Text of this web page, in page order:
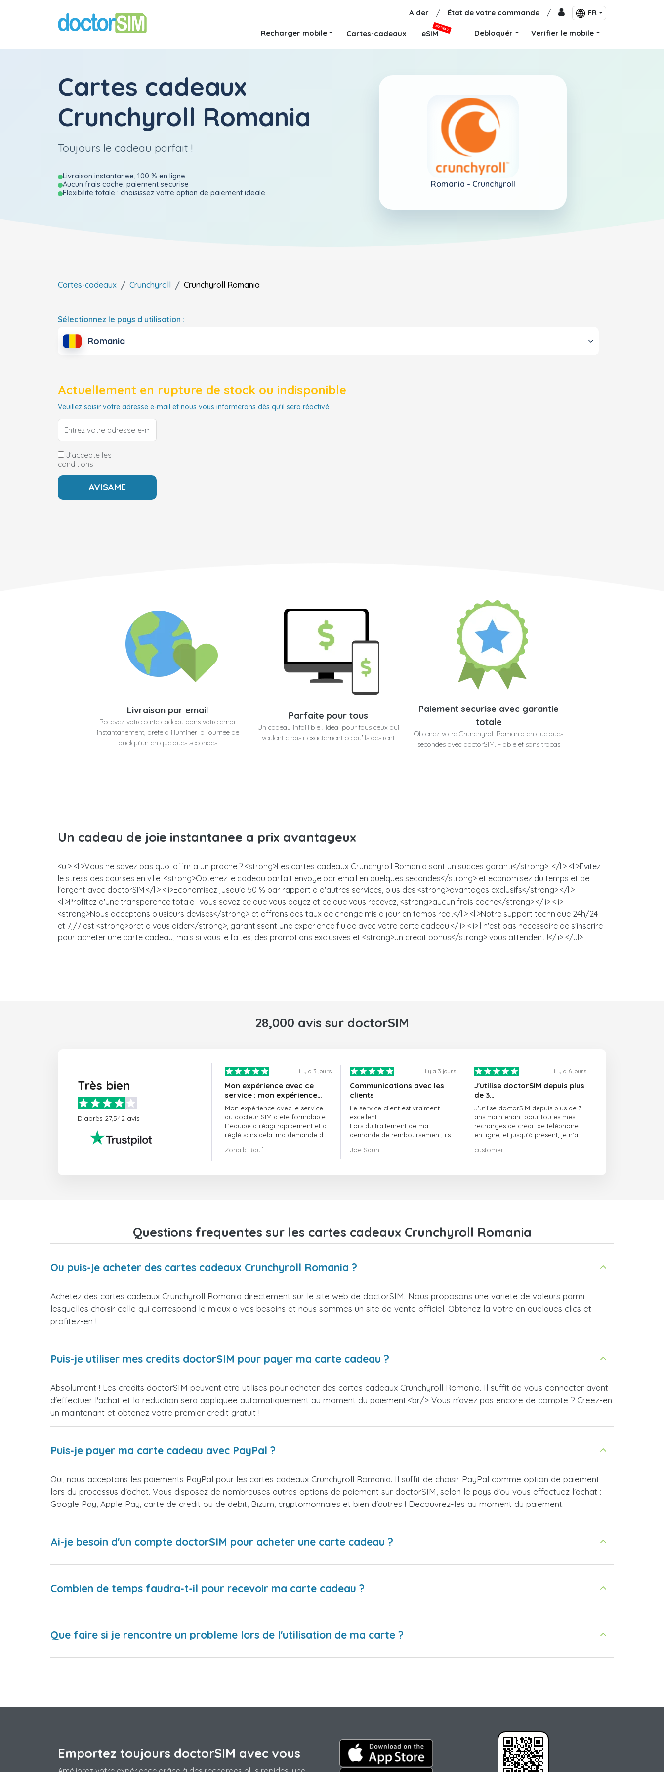
Aider / État de votre commande / FR
Recharger mobile Cartes-cadeaux eSIM
NOUVEAU
Debloquér Verifier le mobile
Cartes cadeaux
Crunchyroll Romania
Toujours le cadeau parfait !
Livraison instantanee, 100 % en ligne
Aucun frais cache, paiement securise
Flexibilite totale : choisissez votre option de paiement ideale
Romania - Crunchyroll
Cartes-cadeaux Crunchyroll Crunchyroll Romania
Sélectionnez le pays d utilisation :
Romania
Actuellement en rupture de stock ou indisponible
Veuillez saisir votre adresse e-mail et nous vous informerons dès qu'il sera réactivé.
J'accepte les
conditions
Livraison par email
Recevez votre carte cadeau dans votre email
instantanement, prete a illuminer la journee de
quelqu'un en quelques secondes
Parfaite pour tous
Un cadeau infaillible ! Ideal pour tous ceux qui
veulent choisir exactement ce qu'ils desirent
Paiement securise avec garantie
totale
Obtenez votre Crunchyroll Romania en quelques
secondes avec doctorSIM. Fiable et sans tracas
Un cadeau de joie instantanee a prix avantageux
<ul> <li>Vous ne savez pas quoi offrir a un proche ? <strong>Les cartes cadeaux Crunchyroll Romania sont un succes garanti</strong> !</li> <li>Evitez
le stress des courses en ville. <strong>Obtenez le cadeau parfait envoye par email en quelques secondes</strong> et economisez du temps et de
l'argent avec doctorSIM.</li> <li>Economisez jusqu'a 50 % par rapport a d'autres services, plus des <strong>avantages exclusifs</strong>.</li>
<li>Profitez d'une transparence totale : vous savez ce que vous payez et ce que vous recevez, <strong>aucun frais cache</strong>.</li> <li>
<strong>Nous acceptons plusieurs devises</strong> et offrons des taux de change mis a jour en temps reel.</li> <li>Notre support technique 24h/24
et 7j/7 est <strong>pret a vous aider</strong>, garantissant une experience fluide avec votre carte cadeau.</li> <li>Il n'est pas necessaire de s'inscrire
pour acheter une carte cadeau, mais si vous le faites, des promotions exclusives et <strong>un credit bonus</strong> vous attendent !</li> </ul>
28,000 avis sur doctorSIM
Très bien
D'après 27,542 avis
Il y a 3 jours
Mon expérience avec ce
service : mon expérience
avec le service de
doctorSIM a été formidable.
Mon expérience avec le service
du docteur SIM a été formidable…
L'équipe a réagi rapidement et a
réglé sans délai ma demande de
Dans l'ensemble, j'ai vraiment
Zohaib Rauf
Il y a 3 jours
Communications avec les
clients
Le service client est vraiment
excellent.
Lors du traitement de ma
demande de remboursement, ils
professionnalisme et de réactivité,
Joe Saun
Il y a 6 jours
J'utilise doctorSIM depuis plus
de 3…
J'utilise doctorSIM depuis plus de 3
ans maintenant pour toutes mes
recharges de crédit de téléphone
en ligne, et jusqu'à présent, je n'ai
vivement !!!
customer
Questions frequentes sur les cartes cadeaux Crunchyroll Romania
Ou puis-je acheter des cartes cadeaux Crunchyroll Romania ?
Achetez des cartes cadeaux Crunchyroll Romania directement sur le site web de doctorSIM. Nous proposons une variete de valeurs parmi
lesquelles choisir celle qui correspond le mieux a vos besoins et nous sommes un site de vente officiel. Obtenez la votre en quelques clics et
profitez-en !
Puis-je utiliser mes credits doctorSIM pour payer ma carte cadeau ?
Absolument ! Les credits doctorSIM peuvent etre utilises pour acheter des cartes cadeaux Crunchyroll Romania. Il suffit de vous connecter avant
d'effectuer l'achat et la reduction sera appliquee automatiquement au moment du paiement.<br/> Vous n'avez pas encore de compte ? Creez-en
un maintenant et obtenez votre premier credit gratuit !
Puis-je payer ma carte cadeau avec PayPal ?
Oui, nous acceptons les paiements PayPal pour les cartes cadeaux Crunchyroll Romania. Il suffit de choisir PayPal comme option de paiement
lors du processus d'achat. Vous disposez de nombreuses autres options de paiement sur doctorSIM, selon le pays d'ou vous effectuez l'achat :
Google Pay, Apple Pay, carte de credit ou de debit, Bizum, cryptomonnaies et bien d'autres ! Decouvrez-les au moment du paiement.
Ai-je besoin d'un compte doctorSIM pour acheter une carte cadeau ?
Combien de temps faudra-t-il pour recevoir ma carte cadeau ?
Que faire si je rencontre un probleme lors de l'utilisation de ma carte ?
Emportez toujours doctorSIM avec vous